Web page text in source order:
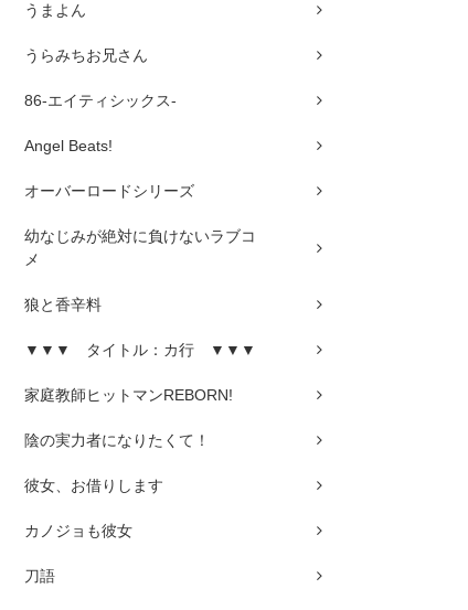
うまよん
うらみちお兄さん
86-エイティシックス-
Angel Beats!
オーバーロードシリーズ
幼なじみが絶対に負けないラブコ
メ
狼と香辛料
▼▼▼ タイトル：カ行 ▼▼▼
家庭教師ヒットマンREBORN!
陰の実力者になりたくて！
彼女、お借りします
カノジョも彼女
刀語